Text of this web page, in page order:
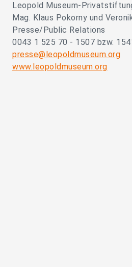
Leopold Museum-
Mag. Klaus Pokorny und
Presse/Public Relations
0043 1 525 70 - 1507 bzw.
presse@leopoldmuseum.org
www.leopoldmuseum.org